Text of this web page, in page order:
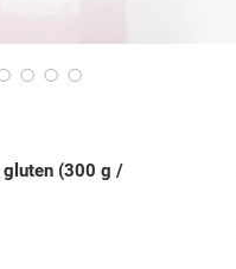
gluten (300 g /